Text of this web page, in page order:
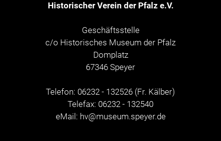
Historischer Verein der Pfalz e.V.
Geschäftsstelle
c/o Historisches Museum der Pfalz
Domplatz
67346 Speyer
Telefon: 06232 - 132526 (Fr. Kälber)
Telefax: 06232 - 132540
eMail: hv@museum.speyer.de